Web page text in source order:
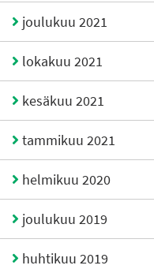
joulukuu 2021
lokakuu 2021
kesäkuu 2021
tammikuu 2021
helmikuu 2020
joulukuu 2019
huhtikuu 2019